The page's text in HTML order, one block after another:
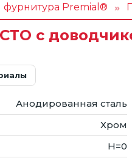
профиля
Формулы
Premial® »
с
Анодированная сталь
Хром
Н=0